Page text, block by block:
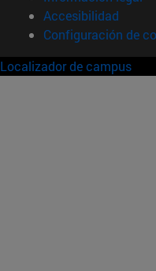
Accesibilidad
Configuración de
Localizador de campus